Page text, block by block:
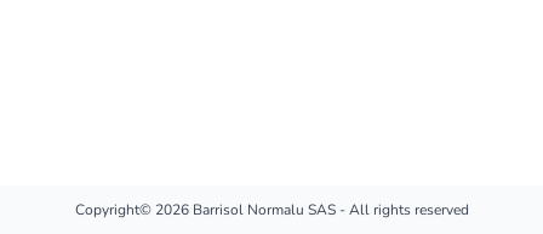
Copyright© 2026 Barrisol Normalu SAS - All rights reserved